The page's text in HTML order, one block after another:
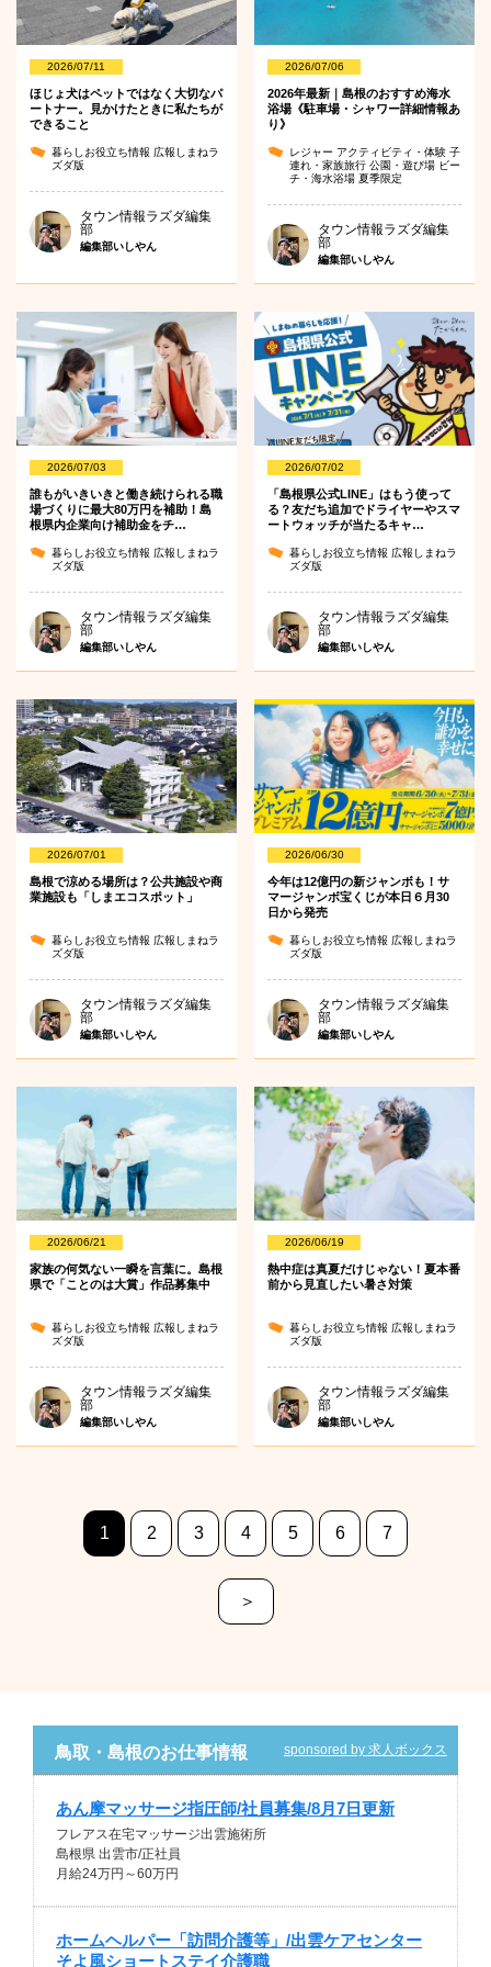
2026/07/11
ほじょ犬はペットではなく大切なパ
ートナー。見かけたときに私たちが
できること
暮らしお役立ち情報 広報しまねラ
ズダ版
タウン情報ラズダ編集
部
編集部いしやん
2026/07/06
2026年最新｜島根のおすすめ海水
浴場《駐車場・シャワー詳細情報あ
り》
レジャー アクティビティ・体験子
連れ・家族旅行公園・遊び場 ビー
チ・海水浴場夏季限定
タウン情報ラズダ編集
部
編集部いしやん
2026/07/03
誰もがいきいきと働き続けられる職
場づくりに最大80万円を補助！島
根県内企業向け補助金をチ…
暮らしお役立ち情報 広報しまねラ
ズダ版
タウン情報ラズダ編集
部
編集部いしやん
2026/07/02
「島根県公式LINE」はもう使って
る？友だち追加でドライヤーやスマ
ートウォッチが当たるキャ…
暮らしお役立ち情報 広報しまねラ
ズダ版
タウン情報ラズダ編集
部
編集部いしやん
2026/07/01
島根で涼める場所は？公共施設や商
業施設も「しまエコスポット」
暮らしお役立ち情報 広報しまねラ
ズダ版
タウン情報ラズダ編集
部
編集部いしやん
2026/06/30
今年は12億円の新ジャンボも！サ
マージャンボ宝くじが本日６月30
日から発売
暮らしお役立ち情報 広報しまねラ
ズダ版
タウン情報ラズダ編集
部
編集部いしやん
2026/06/21
家族の何気ない一瞬を言葉に。島根
県で「ことのは大賞」作品募集中
暮らしお役立ち情報 広報しまねラ
ズダ版
タウン情報ラズダ編集
部
編集部いしやん
2026/06/19
熱中症は真夏だけじゃない！夏本番
前から見直したい暑さ対策
暮らしお役立ち情報 広報しまねラ
ズダ版
タウン情報ラズダ編集
部
編集部いしやん
1 2 3 4 5 6 7
＞
鳥取・島根のお仕事情報 sponsored by 求人ボックス
あん摩マッサージ指圧師/社員募集/8月7日更新
フレアス在宅マッサージ出雲施術所
島根県 出雲市/正社員
月給24万円～60万円
ホームヘルパー「訪問介護等」/出雲ケアセンター
そよ風ショートステイ介護職